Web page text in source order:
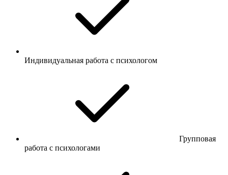
Индивидуальная работа с психологом
Групповая
работа с психологами